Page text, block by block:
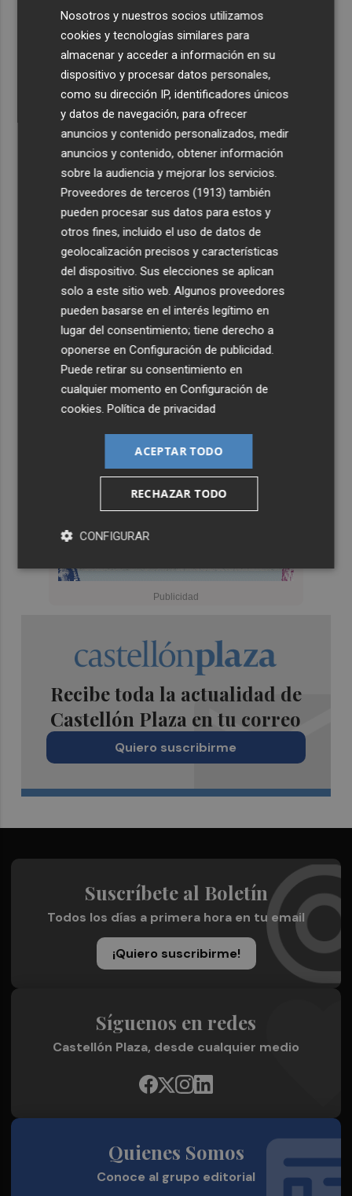
Últimas Noticias
El Villarreal pone el broche de oro a la pretemporada
con una victoria contra el Galatasaray
Kiat Lim preside por primera vez un partido en Mestalla
El once del Valencia CF para el último Trofeu Taronja de
Mestalla
Aemet prevé peligro de incendios "muy alto" o
"extremo" en la mayor parte de la Península y Baleares
el día del eclipse
Company: “Estamos comenzando a ver el equipo que
Recibe toda la actualidad de
Castellón Plaza en tu correo
Quiero suscribirme
Suscríbete al Boletín
Todos los días a primera hora en tu email
¡Quiero suscribirme!
Síguenos en redes
Castellón Plaza, desde cualquier medio
Quienes Somos
Conoce al grupo editorial
Nosotros y nuestros socios utilizamos
cookies y tecnologías similares para
almacenar y acceder a información en su
dispositivo y procesar datos personales,
como su dirección IP, identificadores únicos
y datos de navegación, para ofrecer
anuncios y contenido personalizados, medir
anuncios y contenido, obtener información
sobre la audiencia y mejorar los servicios.
Proveedores de terceros (1913) también
pueden procesar sus datos para estos y
otros fines, incluido el uso de datos de
geolocalización precisos y características
del dispositivo. Sus elecciones se aplican
solo a este sitio web. Algunos proveedores
pueden basarse en el interés legítimo en
lugar del consentimiento; tiene derecho a
oponerse enConfiguración de publicidad.
Puede retirar su consentimiento en
cualquier momento enConfiguración de
cookies.Política de privacidad
ACEPTAR TODO
RECHAZAR TODO
CONFIGURAR